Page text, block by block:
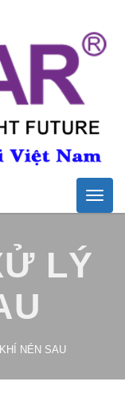
Toggle
LÝ
NÉN SAU